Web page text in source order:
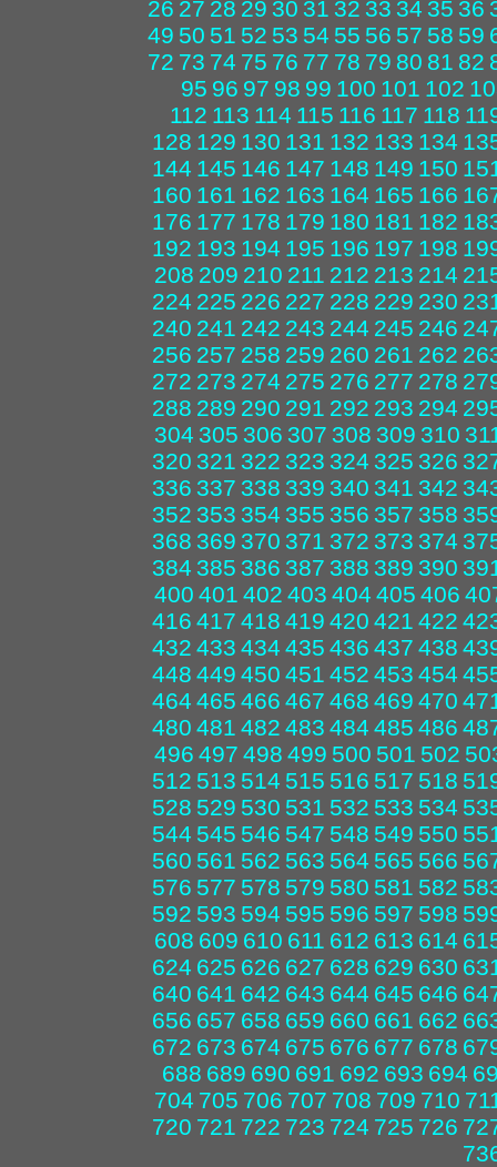
26 27 28 29 30 31 32 33 34 35 36
49 50 51 52 53 54 55 56 57 58 59
72 73 74 75 76 77 78 79 80 81 82
95 96 97 98 99 100 101 102
112 113 114 115 116 117 118
128 129 130 131 132 133 134
144 145 146 147 148 149 150
160 161 162 163 164 165 166
176 177 178 179 180 181 182
192 193 194 195 196 197 198
208 209 210 211 212 213 214
224 225 226 227 228 229 230
240 241 242 243 244 245 246
256 257 258 259 260 261 262
272 273 274 275 276 277 278
288 289 290 291 292 293 294
304 305 306 307 308 309 310
320 321 322 323 324 325 326
336 337 338 339 340 341 342
352 353 354 355 356 357 358
368 369 370 371 372 373 374
384 385 386 387 388 389 390
400 401 402 403 404 405 406
416 417 418 419 420 421 422
432 433 434 435 436 437 438
448 449 450 451 452 453 454
464 465 466 467 468 469 470
480 481 482 483 484 485 486
496 497 498 499 500 501 502
512 513 514 515 516 517 518
528 529 530 531 532 533 534
544 545 546 547 548 549 550
560 561 562 563 564 565 566
576 577 578 579 580 581 582
592 593 594 595 596 597 598
608 609 610 611 612 613 614
624 625 626 627 628 629 630
640 641 642 643 644 645 646
656 657 658 659 660 661 662
672 673 674 675 676 677 678
688 689 690 691 692 693 694
704 705 706 707 708 709 710
720 721 722 723 724 725 726